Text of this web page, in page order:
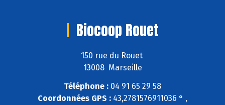
Biocoop Rouet
150 rue du Rouet
13008 Marseille
Téléphone : 04 91 65 29 58
Coordonnées GPS : 43,2781576911036 ° ,